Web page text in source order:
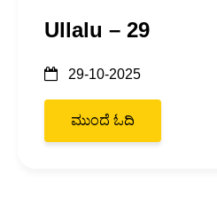
Ullalu – 29
29-10-2025
ಮುಂದೆ ಓದಿ